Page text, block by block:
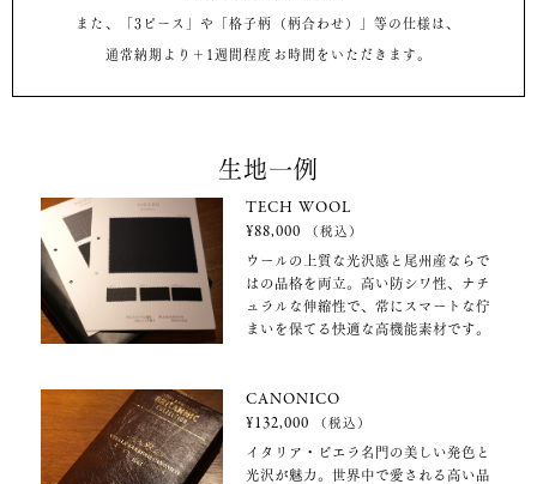
また、「3ピース」や「格子柄（柄合わせ）」等の仕様は、
通常納期より＋1週間程度お時間をいただきます。
生地一例
TECH WOOL
¥88,000
（税込）
ウールの上質な光沢感と尾州産ならで
はの品格を両立。高い防シワ性、ナチ
ュラルな伸縮性で、常にスマートな佇
まいを保てる快適な高機能素材です。
CANONICO
¥132,000
（税込）
イタリア・ビエラ名門の美しい発色と
光沢が魅力。世界中で愛される高い品